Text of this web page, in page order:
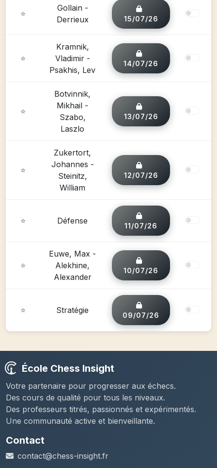
⭐
Gollain -
Derrieux
15/07/26
⭐
Kramnik,
Vladimir -
Psakhis, Lev
14/07/26
⭐
Botvinnik,
Mikhail -
Szabo,
Laszlo
13/07/26
⭐
Zukertort,
Johannes -
Steinitz,
William
12/07/26
⭐ Défense
11/07/26
⭐
Euwe, Max -
Alekhine,
Alexander
10/07/26
⭐ Stratégie
09/07/26
École Chess Insight
Votre partenaire pour progresser aux échecs.
Des cours de qualité pour tous les niveaux.
Des professeurs titrés, passionnés et expérimentés.
Une communauté active et bienveillante.
Contact
contact@chess-insight.fr